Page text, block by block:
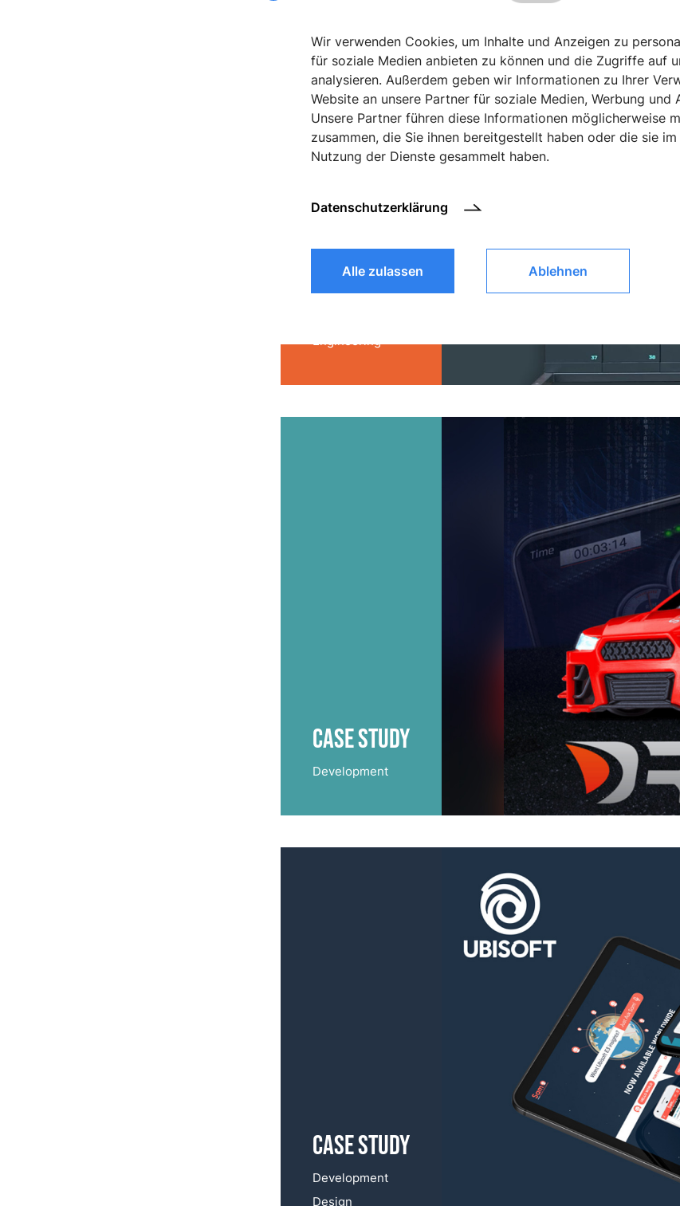
Case Study
Engineering
Case Study
Development
Case Study
Development
Design
Wir verwenden Cookies, um Inhalte und Anzeigen zu
für soziale Medien anbieten zu können und die Zugriffe auf
analysieren. Außerdem geben wir Informationen zu Ihrer
Website an unsere Partner für soziale Medien, Werbung und
Unsere Partner führen diese Informationen möglicherweise
zusammen, die Sie ihnen bereitgestellt haben oder die sie im
Nutzung der Dienste gesammelt haben.
Datenschutzerklärung
Alle zulassen Ablehnen